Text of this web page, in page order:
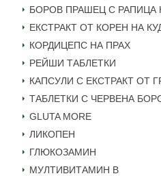
БОРОВ ПРАШЕЦ С РАПИЦА
ЕКСТРАКТ ОТ КОРЕН НА
КОРДИЦЕПС НА ПРАХ
РЕЙШИ ТАБЛЕТКИ
КАПСУЛИ С ЕКСТРАКТ ОТ
ТАБЛЕТКИ С ЧЕРВЕНА
GLUTA MORE
ЛИКОПЕН
ГЛЮКОЗАМИН
МУЛТИВИТАМИН B